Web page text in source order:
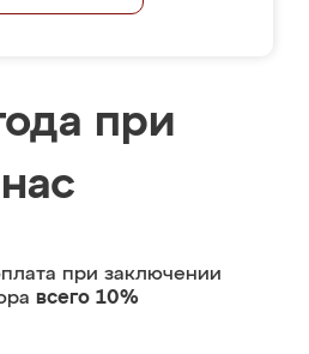
при
при заключении
всего 10%